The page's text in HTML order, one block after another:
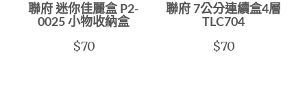
聯府 迷你佳麗盒 P2-
0025 小物收納盒
$70
聯府 7公分連續盒4層
TLC704
$70